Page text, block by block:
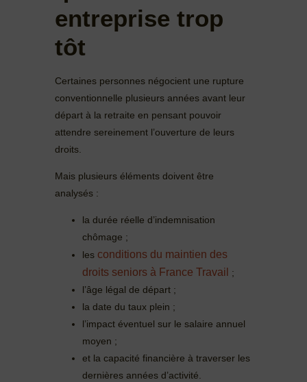
entreprise trop
tôt
Certaines personnes négocient une rupture
conventionnelle plusieurs années avant leur
départ à la retraite en pensant pouvoir
attendre sereinement l’ouverture de leurs
droits.
Mais plusieurs éléments doivent être
analysés :
la durée réelle d’indemnisation
chômage ;
les conditions du maintien des
droits seniors à France Travail
;
l’âge légal de départ ;
la date du taux plein ;
l’impact éventuel sur le salaire annuel
moyen ;
et la capacité financière à traverser les
dernières années d’activité.